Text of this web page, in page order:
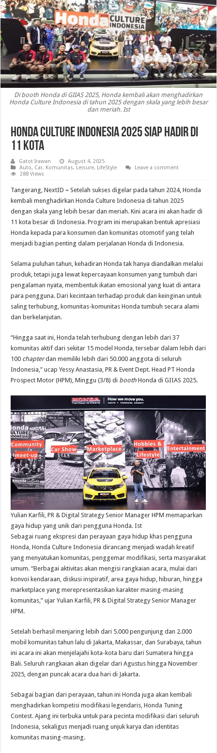
Di booth Honda di GIIAS 2025, Honda kembali akan menghadirkan
Honda Culture Indonesia di tahun 2025 dengan skala yang lebih besar
dan meriah. Ist
Honda Culture Indonesia 2025 Siap Hadir di
11 Kota
Gatot Irawan
August 4, 2025
Auto, Car, Komunitas, Leisure, LifeStyle
Leave a comment
288 Views
Tangerang, NextID –Setelah sukses digelar pada tahun 2024, Honda
kembali menghadirkan Honda Culture Indonesia di tahun 2025
dengan skala yang lebih besar dan meriah. Kini acara ini akan hadir di
11 kota besar di Indonesia. Program ini merupakan bentuk apresiasi
Honda kepada para konsumen dan komunitas otomotif yang telah
menjadi bagian penting dalam perjalanan Honda di Indonesia.
Selama puluhan tahun, kehadiran Honda tak hanya diandalkan melalui
produk, tetapi juga lewat kepercayaan konsumen yang tumbuh dari
pengalaman nyata, membentuk ikatan emosional yang kuat di antara
para pengguna. Dari kecintaan terhadap produk dan keinginan untuk
saling terhubung, komunitas-komunitas Honda tumbuh secara alami
dan berkelanjutan.
“Hingga saat ini, Honda telah terhubung dengan lebih dari 37
komunitas aktif dari sekitar 15 model Honda, tersebar dalam lebih dari
100 chapterdan memiliki lebih dari 50.000 anggota di seluruh
Indonesia,” ucap Yessy Anastasia, PR & Event Dept. Head PT Honda
Prospect Motor (HPM), Minggu (3/8) di booth Honda di GIIAS 2025.
Yulian Karfili, PR & Digital Strategy Senior Manager HPM memaparkan
gaya hidup yang unik dari pengguna Honda. Ist
Sebagai ruang ekspresi dan perayaan gaya hidup khas pengguna
Honda, Honda Culture Indonesia dirancang menjadi wadah kreatif
yang menyatukan komunitas, penggemar modifikasi, serta masyarakat
umum. “Berbagai aktivitas akan mengisi rangkaian acara, mulai dari
konvoi kendaraan, diskusi inspiratif, area gaya hidup, hiburan, hingga
marketplace yang merepresentasikan karakter masing-masing
komunitas,” ujar Yulian Karfili, PR & Digital Strategy Senior Manager
HPM.
Setelah berhasil menjaring lebih dari 5.000 pengunjung dan 2.000
mobil komunitas tahun lalu di Jakarta, Makassar, dan Surabaya, tahun
ini acara ini akan menjelajahi kota-kota baru dari Sumatera hingga
Bali. Seluruh rangkaian akan digelar dari Agustus hingga November
2025, dengan puncak acara dua hari di Jakarta.
Sebagai bagian dari perayaan, tahun ini Honda juga akan kembali
menghadirkan kompetisi modifikasi legendaris, Honda Tuning
Contest. Ajang ini terbuka untuk para pecinta modifikasi dari seluruh
Indonesia, sekaligus menjadi ruang unjuk karya dan identitas
komunitas masing-masing.